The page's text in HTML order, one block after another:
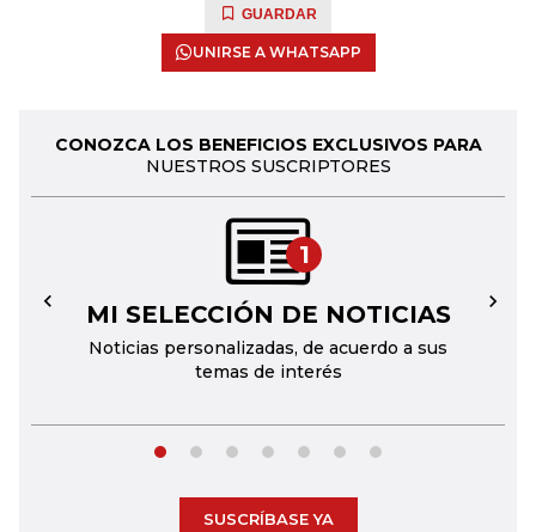
GUARDAR
UNIRSE A WHATSAPP
CONOZCA LOS BENEFICIOS EXCLUSIVOS PARA
NUESTROS SUSCRIPTORES
1
MI SELECCIÓN DE NOTICIAS
Noticias personalizadas, de acuerdo a sus
temas de interés
← →
SUSCRÍBASE YA